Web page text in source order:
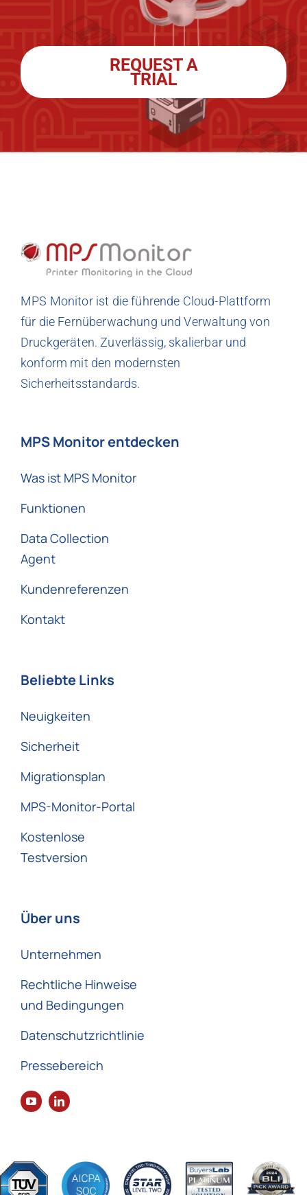
REQUEST A
TRIAL
MPS Monitor ist die führende Cloud-Plattform
für die Fernüberwachung und Verwaltung von
Druckgeräten. Zuverlässig, skalierbar und
konform mit den modernsten
Sicherheitsstandards.
MPS Monitor entdecken
Was ist MPS Monitor
Funktionen
Data Collection
Agent
Kundenreferenzen
Kontakt
Beliebte Links
Neuigkeiten
Sicherheit
Migrationsplan
MPS-Monitor-Portal
Kostenlose
Testversion
Über uns
Unternehmen
Rechtliche Hinweise
und Bedingungen
Datenschutzrichtlinie
Pressebereich